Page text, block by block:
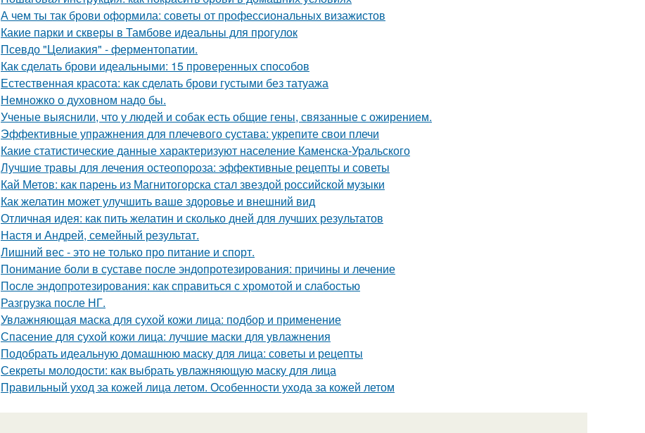
А чем ты так брови оформила: советы от профессиональных визажистов
Какие парки и скверы в Тамбове идеальны для прогулок
Псевдо "Целиакия" - ферментопатии.
Как сделать брови идеальными: 15 проверенных способов
Естественная красота: как сделать брови густыми без татуажа
Немножко о духовном надо бы.
Ученые выяснили, что у людей и собак есть общие гены, связанные с ожирением.
Эффективные упражнения для плечевого сустава: укрепите свои плечи
Какие статистические данные характеризуют население Каменска-Уральского
Лучшие травы для лечения остеопороза: эффективные рецепты и советы
Кай Метов: как парень из Магнитогорска стал звездой российской музыки
Как желатин может улучшить ваше здоровье и внешний вид
Отличная идея: как пить желатин и сколько дней для лучших результатов
Настя и Андрей, семейный результат.
Лишний вес - это не только про питание и спорт.
Понимание боли в суставе после эндопротезирования: причины и лечение
После эндопротезирования: как справиться с хромотой и слабостью
Разгрузка после НГ.
Увлажняющая маска для сухой кожи лица: подбор и применение
Спасение для сухой кожи лица: лучшие маски для увлажнения
Подобрать идеальную домашнюю маску для лица: советы и рецепты
Секреты молодости: как выбрать увлажняющую маску для лица
Правильный уход за кожей лица летом. Особенности ухода за кожей летом